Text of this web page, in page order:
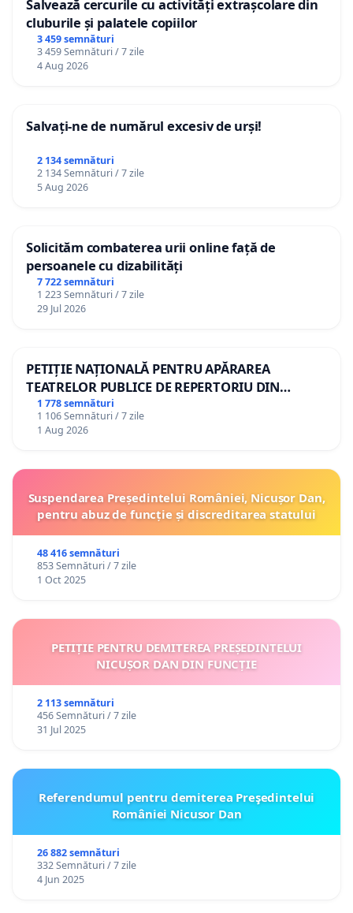
Salvează cercurile cu activități extrașcolare din
cluburile și palatele copiilor
3 459 semnături
3 459 Semnături / 7 zile
4 Aug 2026
Salvați-ne de numărul excesiv de urși!
2 134 semnături
2 134 Semnături / 7 zile
5 Aug 2026
Solicităm combaterea urii online față de
persoanele cu dizabilități
7 722 semnături
1 223 Semnături / 7 zile
29 Jul 2026
PETIȚIE NAȚIONALĂ PENTRU APĂRAREA
TEATRELOR PUBLICE DE REPERTORIU DIN
ROMÂNIA
1 778 semnături
1 106 Semnături / 7 zile
1 Aug 2026
Suspendarea Președintelui României, Nicușor Dan,
pentru abuz de funcție și discreditarea statului
48 416 semnături
853 Semnături / 7 zile
1 Oct 2025
PETIȚIE PENTRU DEMITEREA PREȘEDINTELUI
NICUȘOR DAN DIN FUNCȚIE
2 113 semnături
456 Semnături / 7 zile
31 Jul 2025
Referendumul pentru demiterea Preşedintelui
României Nicusor Dan
26 882 semnături
332 Semnături / 7 zile
4 Jun 2025